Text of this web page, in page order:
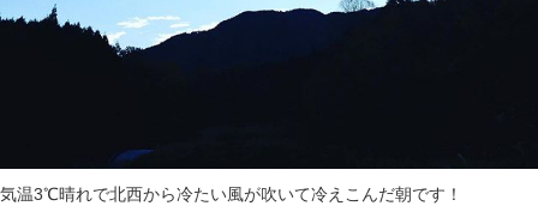
気温3℃晴れで北西から冷たい風が吹いて冷えこんだ朝です！